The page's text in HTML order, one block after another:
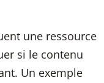
une ressource
si le contenu
Un exemple